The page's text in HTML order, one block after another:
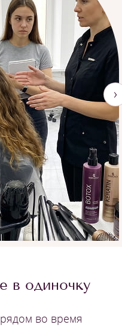
›
в одиночку
во время